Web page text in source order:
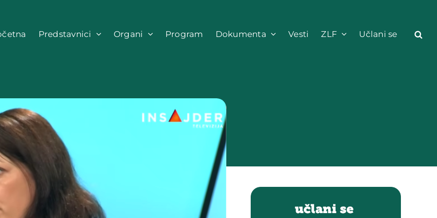
Predstavnici Organi Program Dokumenta Vesti ZLF Učlani se